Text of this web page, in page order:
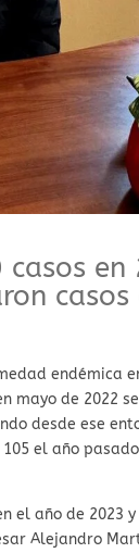
casos
endémica
mayo de 2022
desde ese
el año
el año de 2023
Alejandro